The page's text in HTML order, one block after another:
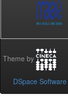
Theme by
DSpace Software